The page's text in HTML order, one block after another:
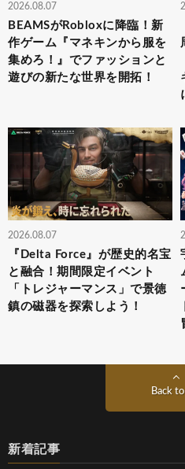
2026.08.07
BEAMSがRobloxに降臨！新
作ゲーム『マネキンから服を
集めろ！』でファッションと
遊びの新たな世界を開拓！
2026.08.07
『Delta Force』が歴史的名宝
と融合！期間限定イベント
「トレジャーマンス」で景徳
鎮の磁器を探索しよう！
Back
新着記事